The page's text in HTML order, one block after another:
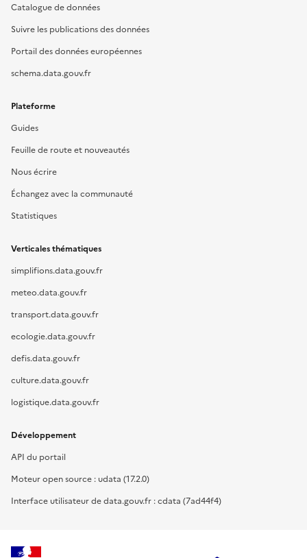
Catalogue de données
Suivre les publications des données
Portail des données européennes
schema.data.gouv.fr
Plateforme
Guides
Feuille de route et nouveautés
Nous écrire
Échangez avec la communauté
Statistiques
Verticales thématiques
simplifions.data.gouv.fr
meteo.data.gouv.fr
transport.data.gouv.fr
ecologie.data.gouv.fr
defis.data.gouv.fr
culture.data.gouv.fr
logistique.data.gouv.fr
Développement
API du portail
Moteur open source : udata (17.2.0)
Interface utilisateur de data.gouv.fr : cdata (7ad44f4)